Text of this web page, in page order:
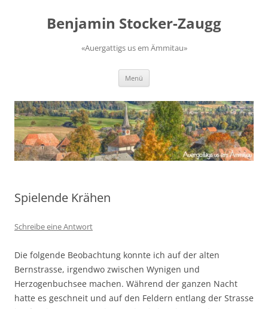
springenBenjamin Stocker-Zaugg
«Auergattigs us em Ämmitau»
Menü
Spielende Krähen
Schreibe eine Antwort
Die folgende Beobachtung konnte ich auf der alten
Bernstrasse, irgendwo zwischen Wynigen und
Herzogenbuchsee machen. Während der ganzen Nacht
hatte es geschneit und auf den Feldern entlang der Strasse